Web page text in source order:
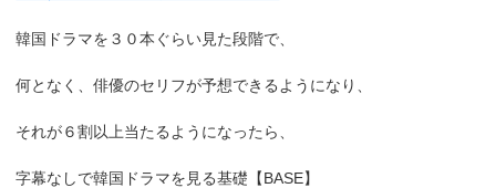
韓国ドラマを３０本ぐらい見た段階で、
何となく、俳優のセリフが予想できるようになり、
それが６割以上当たるようになったら、
字幕なしで韓国ドラマを見る基礎【BASE】